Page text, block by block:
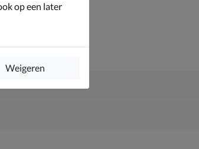
op een later
Weigeren